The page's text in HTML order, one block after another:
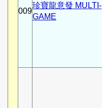
009
珍寶龍意發 MULTI-
GAME